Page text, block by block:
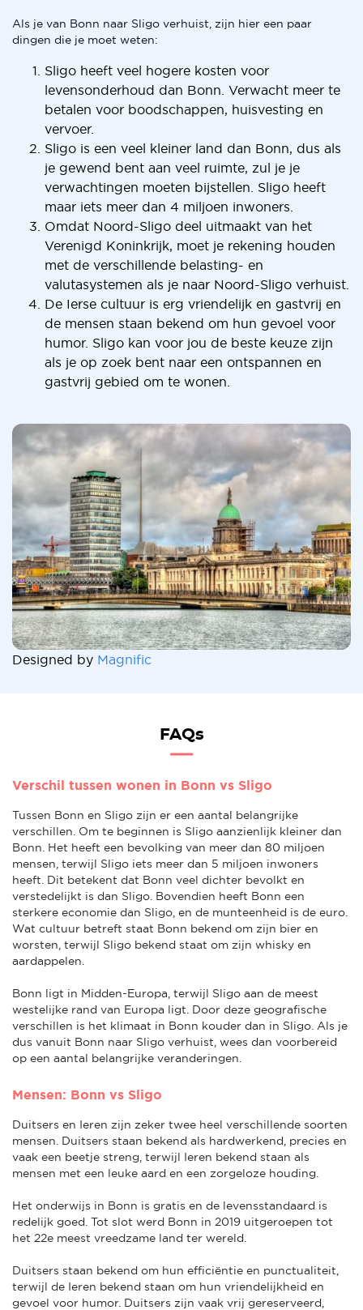
Als je van Bonn naar Sligo verhuist, zijn hier een paar
dingen die je moet weten:
Sligo heeft veel hogere kosten voor
levensonderhoud dan Bonn. Verwacht meer te
betalen voor boodschappen, huisvesting en
vervoer.
Sligo is een veel kleiner land dan Bonn, dus als
je gewend bent aan veel ruimte, zul je je
verwachtingen moeten bijstellen. Sligo heeft
maar iets meer dan 4 miljoen inwoners.
Omdat Noord-Sligo deel uitmaakt van het
Verenigd Koninkrijk, moet je rekening houden
met de verschillende belasting- en
valutasystemen als je naar Noord-Sligo verhuist.
De Ierse cultuur is erg vriendelijk en gastvrij en
de mensen staan bekend om hun gevoel voor
humor. Sligo kan voor jou de beste keuze zijn
als je op zoek bent naar een ontspannen en
gastvrij gebied om te wonen.
Designed by Magnific
FAQs
Verschil tussen wonen in Bonn vs Sligo
Tussen Bonn en Sligo zijn er een aantal belangrijke
verschillen. Om te beginnen is Sligo aanzienlijk kleiner dan
Bonn. Het heeft een bevolking van meer dan 80 miljoen
mensen, terwijl Sligo iets meer dan 5 miljoen inwoners
heeft. Dit betekent dat Bonn veel dichter bevolkt en
verstedelijkt is dan Sligo. Bovendien heeft Bonn een
sterkere economie dan Sligo, en de munteenheid is de euro.
Wat cultuur betreft staat Bonn bekend om zijn bier en
worsten, terwijl Sligo bekend staat om zijn whisky en
aardappelen.
Bonn ligt in Midden-Europa, terwijl Sligo aan de meest
westelijke rand van Europa ligt. Door deze geografische
verschillen is het klimaat in Bonn kouder dan in Sligo. Als je
dus vanuit Bonn naar Sligo verhuist, wees dan voorbereid
op een aantal belangrijke veranderingen.
Mensen: Bonn vs Sligo
Duitsers en Ieren zijn zeker twee heel verschillende soorten
mensen. Duitsers staan bekend als hardwerkend, precies en
vaak een beetje streng, terwijl Ieren bekend staan als
mensen met een leuke aard en een zorgeloze houding.
Het onderwijs in Bonn is gratis en de levensstandaard is
redelijk goed. Tot slot werd Bonn in 2019 uitgeroepen tot
het 22e meest vreedzame land ter wereld.
Duitsers staan bekend om hun efficiëntie en punctualiteit,
terwijl de Ieren bekend staan om hun vriendelijkheid en
gevoel voor humor. Duitsers zijn vaak vrij gereserveerd,